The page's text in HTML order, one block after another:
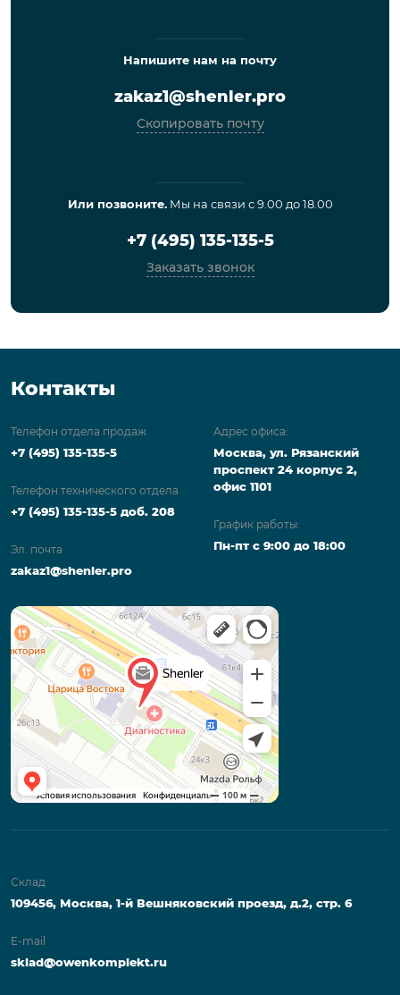
Напишите нам на почту
zakaz1@shenler.pro
Скопировать почту
Или позвоните.Мы на связи с 9.00 до 18.00
+7 (495) 135-135-5
Заказать звонок
Контакты
Телефон отдела продаж
+7 (495) 135-135-5
Телефон технического отдела
+7 (495) 135-135-5 доб. 208
Эл. почта
zakaz1@shenler.pro
Адрес офиса:
Москва, ул. Рязанский
проспект 24 корпус 2,
офис 1101
График работы:
Пн-пт с 9:00 до 18:00
Склад
109456, Москва, 1-й Вешняковский проезд, д.2, стр. 6
E-mail
sklad@owenkomplekt.ru